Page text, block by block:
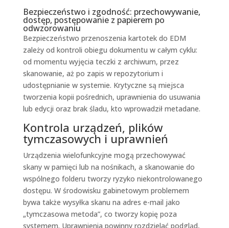
Bezpieczeństwo i zgodność: przechowywanie,
dostęp, postępowanie z papierem po
odwzorowaniu
Bezpieczeństwo przenoszenia kartotek do EDM
zależy od kontroli obiegu dokumentu w całym cyklu:
od momentu wyjęcia teczki z archiwum, przez
skanowanie, aż po zapis w repozytorium i
udostępnianie w systemie. Krytyczne są miejsca
tworzenia kopii pośrednich, uprawnienia do usuwania
lub edycji oraz brak śladu, kto wprowadził metadane.
Kontrola urządzeń, plików
tymczasowych i uprawnień
Urządzenia wielofunkcyjne mogą przechowywać
skany w pamięci lub na nośnikach, a skanowanie do
wspólnego folderu tworzy ryzyko niekontrolowanego
dostępu. W środowisku gabinetowym problemem
bywa także wysyłka skanu na adres e-mail jako
„tymczasowa metoda”, co tworzy kopię poza
systemem. Uprawnienia powinny rozdzielać podgląd,